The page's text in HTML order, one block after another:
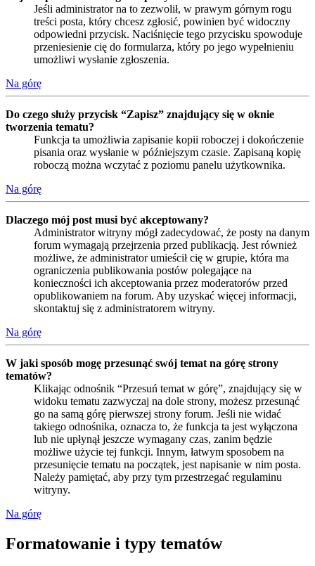
Jeśli administrator na to zezwolił, w prawym górnym rogu
treści posta, który chcesz zgłosić, powinien być widoczny
odpowiedni przycisk. Naciśnięcie tego przycisku spowoduje
przeniesienie cię do formularza, który po jego wypełnieniu
umożliwi wysłanie zgłoszenia.
Na górę
Do czego służy przycisk “Zapisz” znajdujący się w oknie
tworzenia tematu?
Funkcja ta umożliwia zapisanie kopii roboczej i dokończenie
pisania oraz wysłanie w późniejszym czasie. Zapisaną kopię
roboczą można wczytać z poziomu panelu użytkownika.
Na górę
Dlaczego mój post musi być akceptowany?
Administrator witryny mógł zadecydować, że posty na danym
forum wymagają przejrzenia przed publikacją. Jest również
możliwe, że administrator umieścił cię w grupie, która ma
ograniczenia publikowania postów polegające na
konieczności ich akceptowania przez moderatorów przed
opublikowaniem na forum. Aby uzyskać więcej informacji,
skontaktuj się z administratorem witryny.
Na górę
W jaki sposób mogę przesunąć swój temat na górę strony
tematów?
Klikając odnośnik “Przesuń temat w górę”, znajdujący się w
widoku tematu zazwyczaj na dole strony, możesz przesunąć
go na samą górę pierwszej strony forum. Jeśli nie widać
takiego odnośnika, oznacza to, że funkcja ta jest wyłączona
lub nie upłynął jeszcze wymagany czas, zanim będzie
możliwe użycie tej funkcji. Innym, łatwym sposobem na
przesunięcie tematu na początek, jest napisanie w nim posta.
Należy pamiętać, aby przy tym przestrzegać regulaminu
witryny.
Na górę
Formatowanie i typy tematów